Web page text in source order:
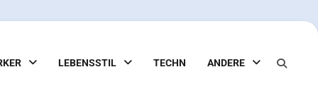
LEBENSSTIL TECHN ANDERE